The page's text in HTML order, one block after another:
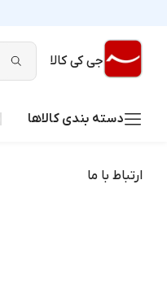
جی کی کالا
دسته بندی کالاها
ارتباط با ما